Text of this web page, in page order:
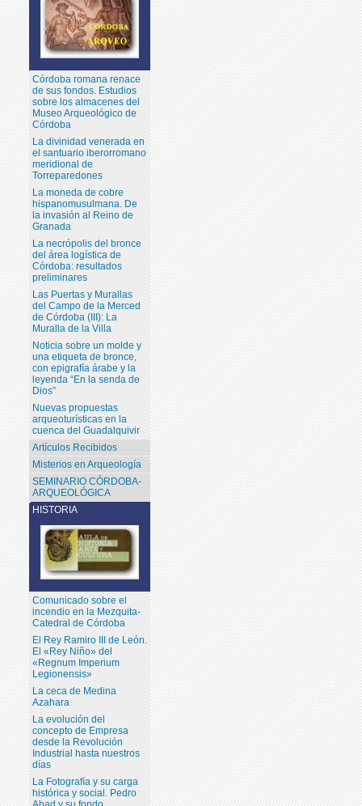
Córdoba romana renace
de sus fondos. Estudios
sobre los almacenes del
Museo Arqueológico de
Córdoba
La divinidad venerada en
el santuario iberorromano
meridional de
Torreparedones
La moneda de cobre
hispanomusulmana. De
la invasión al Reino de
Granada
La necrópolis del bronce
del área logística de
Córdoba: resultados
preliminares
Las Puertas y Murallas
del Campo de la Merced
de Córdoba (III): La
Muralla de la Villa
Noticia sobre un molde y
una etiqueta de bronce,
con epigrafía árabe y la
leyenda “En la senda de
Dios”
Nuevas propuestas
arqueoturísticas en la
cuenca del Guadalquivir
Artículos Recibidos
Misterios en Arqueología
SEMINARIO CÓRDOBA-
ARQUEOLÓGICA
HISTORIA
Comunicado sobre el
incendio en la Mezquita-
Catedral de Córdoba
El Rey Ramiro III de León.
El «Rey Niño» del
«Regnum Imperium
Legionensis»
La ceca de Medina
Azahara
La evolución del
concepto de Empresa
desde la Revolución
Industrial hasta nuestros
días
La Fotografía y su carga
histórica y social. Pedro